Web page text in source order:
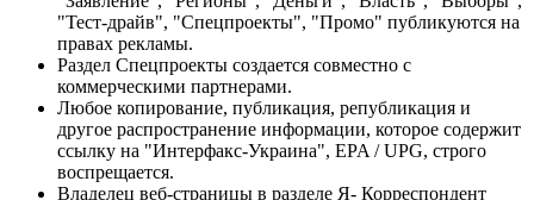
"Тест-драйв", "Спецпроекты", "Промо" публикуются на
правах рекламы.
Раздел Спецпроекты создается совместно с
коммерческими партнерами.
Любое копирование, публикация, републикация и
другое распространение информации, которое содержит
ссылку на "Интерфакс-Украина", EPA / UPG, строго
воспрещается.
Владелец веб-страницы в разделе Я- Корреспондент